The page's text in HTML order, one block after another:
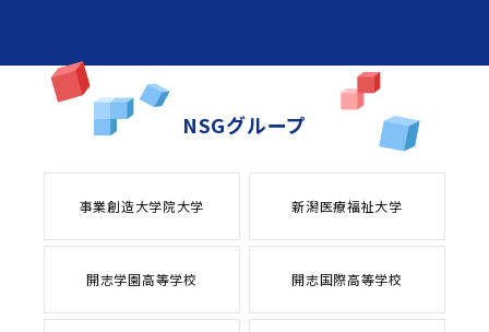
NSGグループ
事業創造大学院大学 新潟医療福祉大学
開志学園高等学校 開志国際高等学校